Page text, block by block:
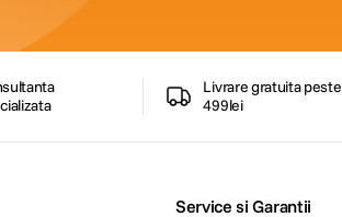
Livrare gratuita peste
499lei
Service si Garantii